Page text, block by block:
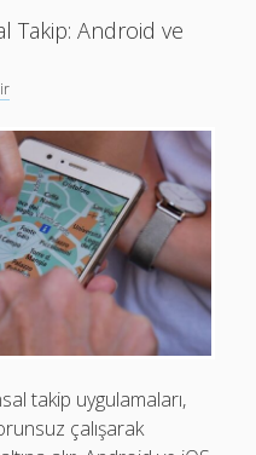
Takip: Android ve
takip uygulamaları,
çalışarak